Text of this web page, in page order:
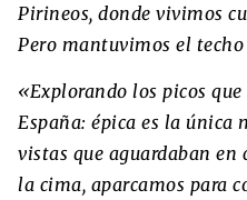
Pirineos, donde vivimos
Pero mantuvimos el
«Explorando los picos
España: épica es la única
vistas que aguardaban en
la cima, aparcamos para